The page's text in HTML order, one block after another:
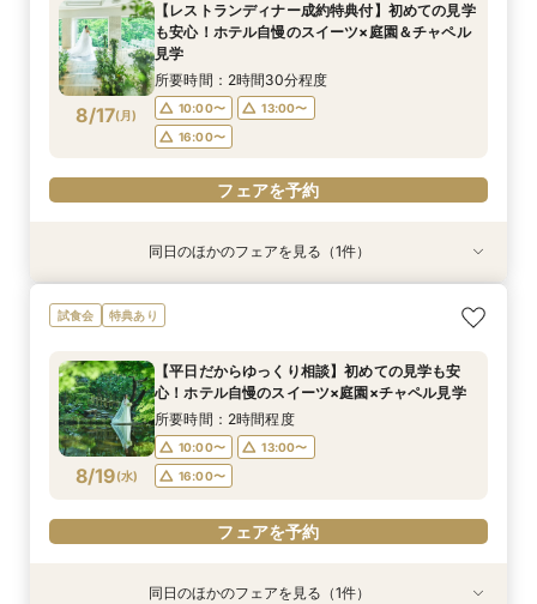
8/16(日)
レゼント
所要時間：2時間程度
16:30〜
フェアを予約
8/16(日)
円ご優待！
所要時間：3時間程度
9:00〜
フェアを予約
8/16(日)
理しながら、本命会場を見極めたい方におすす
め！
所要時間：3時間程度
9:00〜
フェアを予約
8/16(日)
所要時間：3時間程度
9:00〜
フェアを予約
8/17(月)
【レストランディナー成約特典付】初めての見学
も安心！ホテル自慢のスイーツ×庭園＆チャペル
見学
所要時間：2時間30分程度
10:00〜
13:00〜
16:00〜
フェアを予約
特典あり
8/17(月)
【和婚ご検討のおふたりへ】本格神殿＆1万坪の
日本庭園×話題のSATSUKIスイーツが愉しめる
所要時間：2時間程度
16:00〜
フェアを予約
同日のほかのフェアを見る（1件）
試食会 特典あり
8/19(水)
【平日だからゆっくり相談】初めての見学も安
心！ホテル自慢のスイーツ×庭園×チャペル見学
所要時間：2時間程度
10:00〜
13:00〜
16:00〜
フェアを予約
特典あり同日のほかのフェアを見る（1件）